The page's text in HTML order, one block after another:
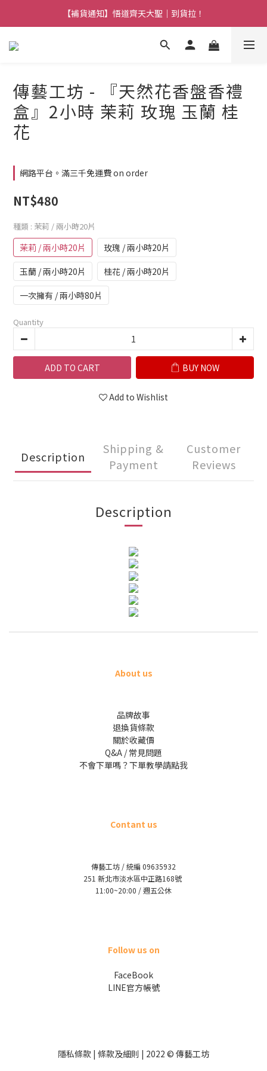
【熱門】馬上有系列！四種寶物幫你財運「轉」進來
【補貨通知】悟道齊天大聖｜到貨拉！
【熱門】馬上有系列！四種寶物幫你財運「轉」進來
傳藝工坊 - 『天然花香盤香禮
盒』2小時 茉莉 玫瑰 玉蘭 桂
花
網路平台。滿三千免運費 on order
NT$480
種類 : 茉莉 / 兩小時20片
茉莉 / 兩小時20片
玫瑰 / 兩小時20片
玉蘭 / 兩小時20片
桂花 / 兩小時20片
一次擁有 / 兩小時80片
Quantity
ADD TO CART BUY NOW
Add to Wishlist
Description
Shipping &
Payment
Customer
Reviews
Description
About us
品牌故事
退換貨條款
關於收藏價
Q&A / 常見問題
不會下單嗎？下單教學請點我
Contant us
傳藝工坊 / 統編 09635932
251 新北市淡水區中正路168號
11:00~20:00 / 週五公休
Follow us on
FaceBook
LINE官方帳號
隱私條款 | 條款及細則 | 2022 © 傳藝工坊